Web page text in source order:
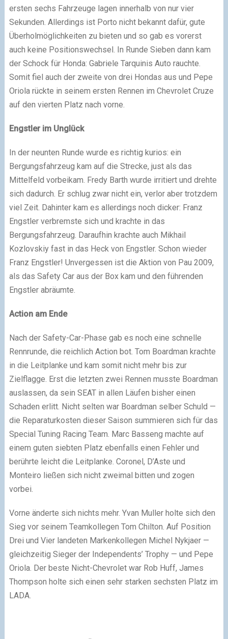
ersten sechs Fahrzeuge lagen innerhalb von nur vier
Sekunden. Allerdings ist Porto nicht bekannt dafür, gute
Überholmöglichkeiten zu bieten und so gab es vorerst
auch keine Positionswechsel. In Runde Sieben dann kam
der Schock für Honda: Gabriele Tarquinis Auto rauchte.
Somit fiel auch der zweite von drei Hondas aus und Pepe
Oriola rückte in seinem ersten Rennen im Chevrolet Cruze
auf den vierten Platz nach vorne.
Engstler im Unglück
In der neunten Runde wurde es richtig kurios: ein
Bergungsfahrzeug kam auf die Strecke, just als das
Mittelfeld vorbeikam. Fredy Barth wurde irritiert und drehte
sich dadurch. Er schlug zwar nicht ein, verlor aber trotzdem
viel Zeit. Dahinter kam es allerdings noch dicker: Franz
Engstler verbremste sich und krachte in das
Bergungsfahrzeug. Daraufhin krachte auch Mikhail
Kozlovskiy fast in das Heck von Engstler. Schon wieder
Franz Engstler! Unvergessen ist die Aktion von Pau 2009,
als das Safety Car aus der Box kam und den führenden
Engstler abräumte.
Action am Ende
Nach der Safety-Car-Phase gab es noch eine schnelle
Rennrunde, die reichlich Action bot. Tom Boardman krachte
in die Leitplanke und kam somit nicht mehr bis zur
Zielflagge. Erst die letzten zwei Rennen musste Boardman
auslassen, da sein SEAT in allen Läufen bisher einen
Schaden erlitt. Nicht selten war Boardman selber Schuld —
die Reparaturkosten dieser Saison summieren sich für das
Special Tuning Racing Team. Marc Basseng machte auf
einem guten siebten Platz ebenfalls einen Fehler und
berührte leicht die Leitplanke. Coronel, D’Aste und
Monteiro ließen sich nicht zweimal bitten und zogen
vorbei.
Vorne änderte sich nichts mehr. Yvan Muller holte sich den
Sieg vor seinem Teamkollegen Tom Chilton. Auf Position
Drei und Vier landeten Markenkollegen Michel Nykjaer —
gleichzeitig Sieger der Independents’ Trophy — und Pepe
Oriola. Der beste Nicht-Chevrolet war Rob Huff, James
Thompson holte sich einen sehr starken sechsten Platz im
LADA.